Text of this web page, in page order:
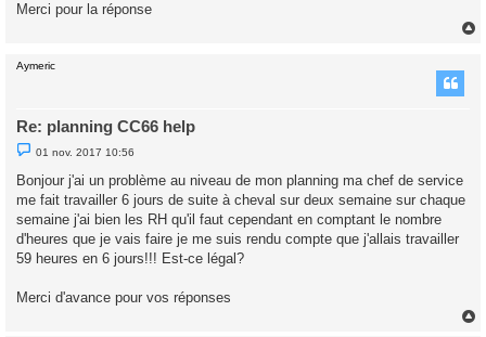
Merci pour la réponse
Aymeric
Re: planning CC66 help
M
e
s
a
e
n
o
n
01 nov. 2017 10:56
Bonjour j'ai un problème au niveau de mon planning ma chef de service
me fait travailler 6 jours de suite à cheval sur deux semaine sur chaque
semaine j'ai bien les RH qu'il faut cependant en comptant le nombre
d'heures que je vais faire je me suis rendu compte que j'allais travailler
59 heures en 6 jours!!! Est-ce légal?
Merci d'avance pour vos réponses